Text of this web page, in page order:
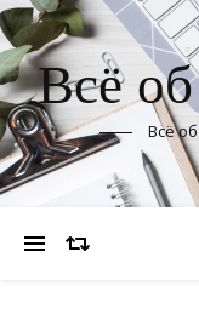
Всё
Всё